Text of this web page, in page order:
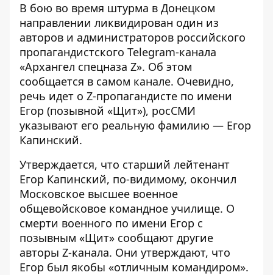
В бою во время штурма в Донецком
направлении ликвидирован один из
авторов и администраторов российского
пропагандистского Telegram-канала
«Архангел спецназа Z». Об этом
сообщается в самом канале. Очевидно,
речь идет о Z-пропагандисте по имени
Егор (позывной «Щит»), росСМИ
указывают его реальную фамилию — Егор
Капинский.
Утверждается, что старший лейтенант
Егор Капинский, по-видимому, окончил
Московское высшее военное
общевойсковое командное училище. О
смерти военного по имени Егор с
позывным «Щит» сообщают другие
авторы Z-канала. Они утверждают, что
Егор был якобы «отличным командиром».